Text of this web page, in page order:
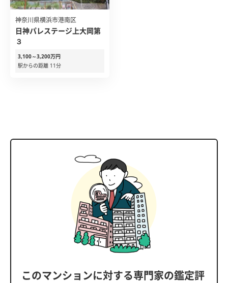
神奈川県横浜市港南区
日神パレステージ上大岡第
３
3,100～3,200万円
駅からの距離 11分
このマンションに対する専門家の鑑定評